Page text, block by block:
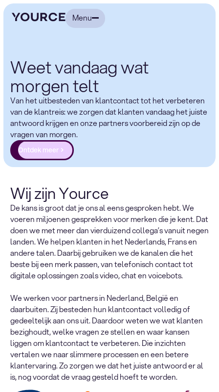
Menu
Weet vandaag wat
morgen telt
Van het uitbesteden van klantcontact tot het verbeteren
van de klantreis: we zorgen dat klanten vandaag het juiste
antwoord krijgen en onze partners voorbereid zijn op de
vragen van morgen.
Ontdek meer
Wij zijn Yource
De kans is groot dat je ons al eens gesproken hebt. We
voeren miljoenen gesprekken voor merken die je kent. Dat
doen we met meer dan vierduizend collega’s vanuit negen
landen. We helpen klanten in het Nederlands, Frans en
andere talen. Daarbij gebruiken we de kanalen die het
beste bij een merk passen, van telefonisch contact tot
digitale oplossingen zoals video, chat en voicebots.
We werken voor partners in Nederland, België en
daarbuiten. Zij besteden hun klantcontact volledig of
gedeeltelijk aan ons uit. Daardoor weten we wat klanten
bezighoudt, welke vragen ze stellen en waar kansen
liggen om klantcontact te verbeteren. Die inzichten
vertalen we naar slimmere processen en een betere
klantervaring. Zo zorgen we dat het juiste antwoord er al
is, nog voordat de vraag gesteld hoeft te worden.